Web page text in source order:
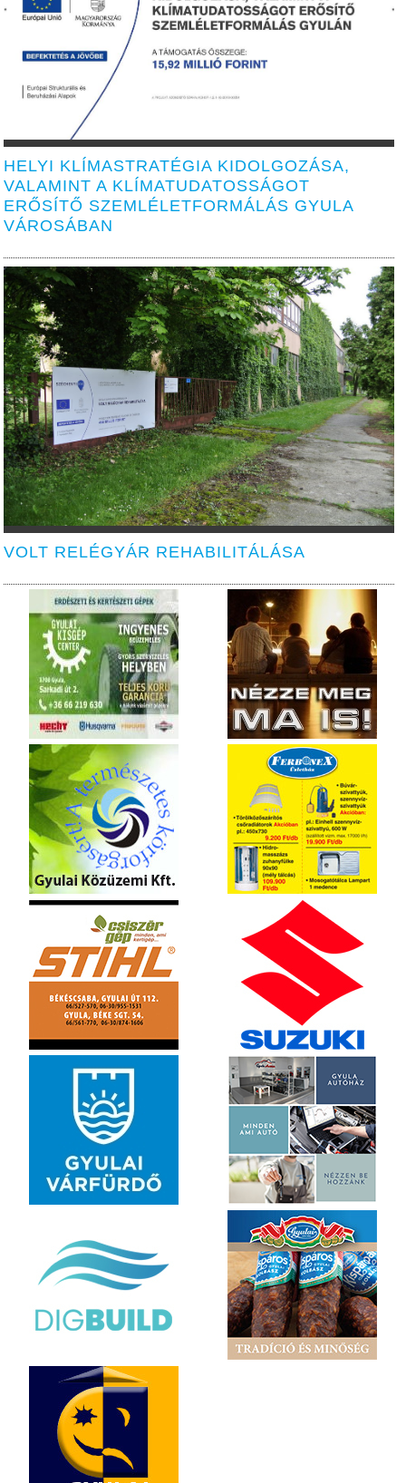
HELYI KLÍMASTRATÉGIA KIDOLGOZÁSA,
VALAMINT A KLÍMATUDATOSSÁGOT
ERŐSÍTŐ SZEMLÉLETFORMÁLÁS GYULA
VÁROSÁBAN
VOLT RELÉGYÁR REHABILITÁLÁSA